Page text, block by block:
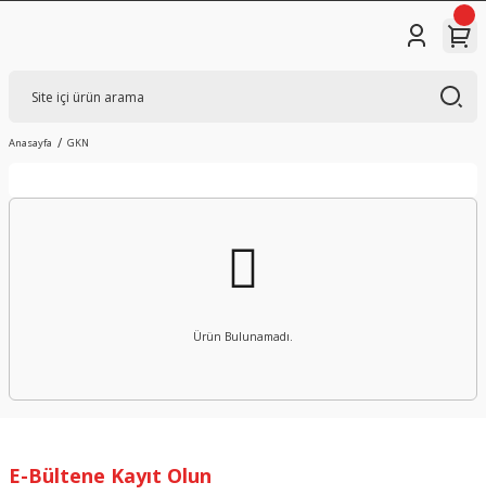
Anasayfa GKN
Ürün Bulunamadı.
E-Bültene Kayıt Olun